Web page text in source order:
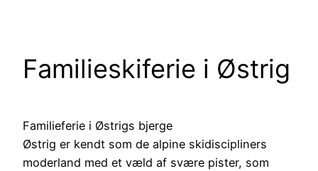
Familieskiferie i Østrig
Familieferie i Østrigs bjerge
Østrig er kendt som de alpine skidiscipliners
moderland med et væld af svære pister, som